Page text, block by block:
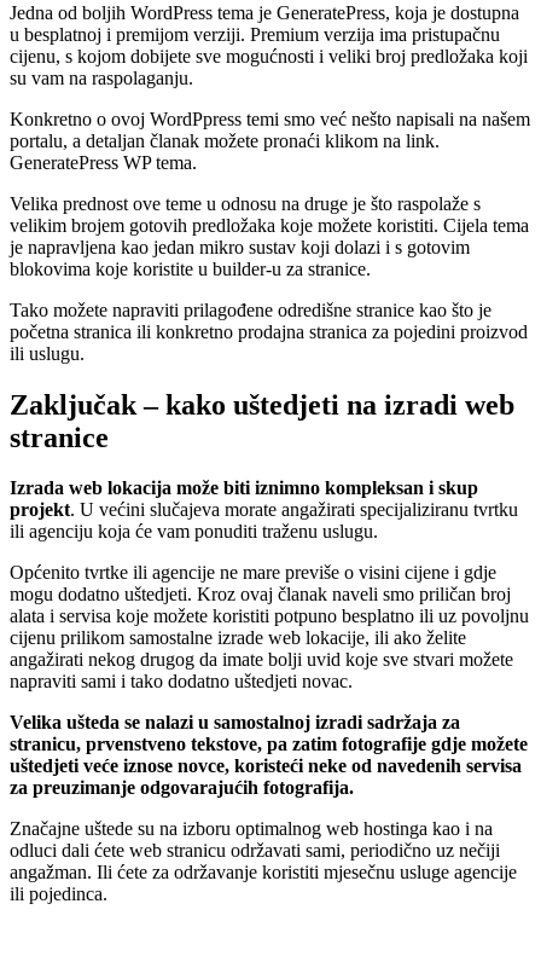
Jedna od boljih WordPress tema je GeneratePress, koja je dostupna
u besplatnoj i premijom verziji. Premium verzija ima pristupačnu
cijenu, s kojom dobijete sve mogućnosti i veliki broj predložaka koji
su vam na raspolaganju.
Konkretno o ovoj WordPpress temi smo već nešto napisali na našem
portalu, a detaljan članak možete pronaći klikom na link.
GeneratePress WP tema.
Velika prednost ove teme u odnosu na druge je što raspolaže s
velikim brojem gotovih predložaka koje možete koristiti. Cijela tema
je napravljena kao jedan mikro sustav koji dolazi i s gotovim
blokovima koje koristite u builder-u za stranice.
Tako možete napraviti prilagođene odredišne stranice kao što je
početna stranica ili konkretno prodajna stranica za pojedini proizvod
ili uslugu.
Zaključak – kako uštedjeti na izradi web
stranice
Izrada web lokacija može biti iznimno kompleksan i skup
projekt. U većini slučajeva morate angažirati specijaliziranu tvrtku
ili agenciju koja će vam ponuditi traženu uslugu.
Općenito tvrtke ili agencije ne mare previše o visini cijene i gdje
mogu dodatno uštedjeti. Kroz ovaj članak naveli smo priličan broj
alata i servisa koje možete koristiti potpuno besplatno ili uz povoljnu
cijenu prilikom samostalne izrade web lokacije, ili ako želite
angažirati nekog drugog da imate bolji uvid koje sve stvari možete
napraviti sami i tako dodatno uštedjeti novac.
Velika ušteda se nalazi u samostalnoj izradi sadržaja za
stranicu, prvenstveno tekstove, pa zatim fotografije gdje možete
uštedjeti veće iznose novce, koristeći neke od navedenih servisa
za preuzimanje odgovarajućih fotografija.
Značajne uštede su na izboru optimalnog web hostinga kao i na
odluci dali ćete web stranicu održavati sami, periodično uz nečiji
angažman. Ili ćete za održavanje koristiti mjesečnu usluge agencije
ili pojedinca.